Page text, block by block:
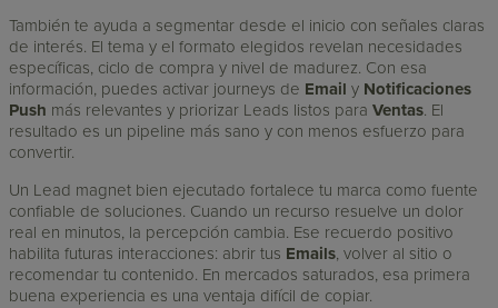
También te ayuda a segmentar desde el inicio con señales claras
de interés. El tema y el formato elegidos revelan necesidades
específicas, ciclo de compra y nivel de madurez. Con esa
información, puedes activar journeys de Email y Notificaciones
Push más relevantes y priorizar Leads listos paraVentas. El
resultado es un pipeline más sano y con menos esfuerzo para
convertir.
Un Lead magnet bien ejecutado fortalece tu marca como fuente
confiable de soluciones. Cuando un recurso resuelve un dolor
real en minutos, la percepción cambia. Ese recuerdo positivo
habilita futuras interacciones: abrir tus Emails, volver al sitio o
recomendar tu contenido. En mercados saturados, esa primera
buena experiencia es una ventaja difícil de copiar.